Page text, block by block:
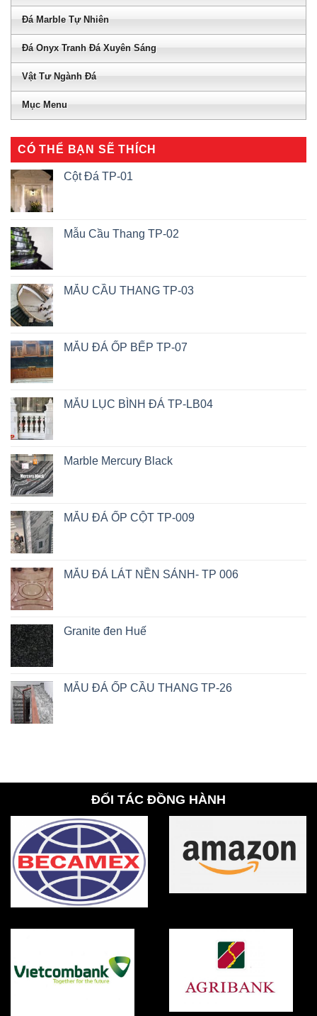
Đá Marble Tự Nhiên
Đá Onyx Tranh Đá Xuyên Sáng
Vật Tư Ngành Đá
Mục Menu
CÓ THỂ BẠN SẼ THÍCH
Cột Đá TP-01
Mẫu Cầu Thang TP-02
MẪU CẦU THANG TP-03
MẪU ĐÁ ỐP BẾP TP-07
MẪU LỤC BÌNH ĐÁ TP-LB04
Marble Mercury Black
MẪU ĐÁ ỐP CỘT TP-009
MẪU ĐÁ LÁT NỀN SẢNH- TP 006
Granite đen Huế
MẪU ĐÁ ỐP CẦU THANG TP-26
ĐỐI TÁC ĐỒNG HÀNH